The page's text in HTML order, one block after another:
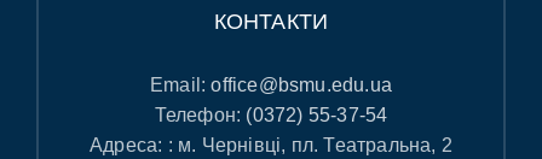
КОНТАКТИ
Email:office@bsmu.edu.ua
Телефон: (0372) 55-37-54
Адреса: : м. Чернівці, пл. Театральна, 2